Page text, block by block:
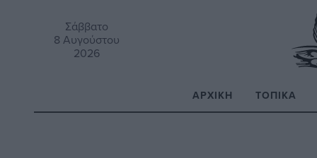
Σάββατο
8 Αυγούστου
2026
ΑΡΧΙΚΉ ΤΟΠΙΚΆ